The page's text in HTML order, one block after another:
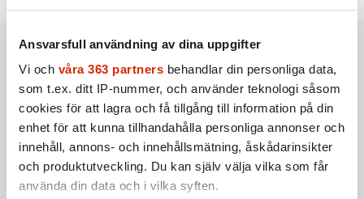
Ansvarsfull användning av dina uppgifter
Vi och våra 363 partners behandlar din personliga data,
som t.ex. ditt IP-nummer, och använder teknologi såsom
cookies för att lagra och få tillgång till information på din
enhet för att kunna tillhandahålla personliga annonser och
innehåll, annons- och innehållsmätning, åskådarinsikter
och produktutveckling. Du kan själv välja vilka som får
använda din data och i vilka syften.